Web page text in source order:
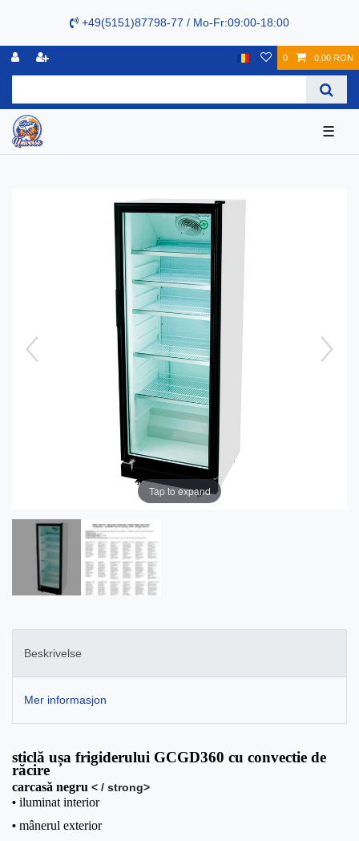
+49(5151)87798-77 / Mo-Fr:09:00-18:00
0 0,00 RON
☰
Tap to expand
Beskrivelse
Mer informasjon
sticlă ușa frigiderului GCGD360 cu convectie de
răcire
carcasă negru < / strong>
• iluminat interior
• mânerul exterior